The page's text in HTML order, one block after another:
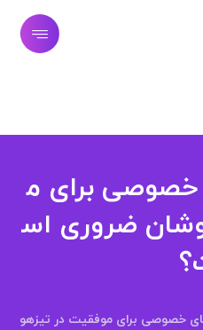
خصوصی برای م
ضروری اس
خصوصی برای موفقیت در تیزهو